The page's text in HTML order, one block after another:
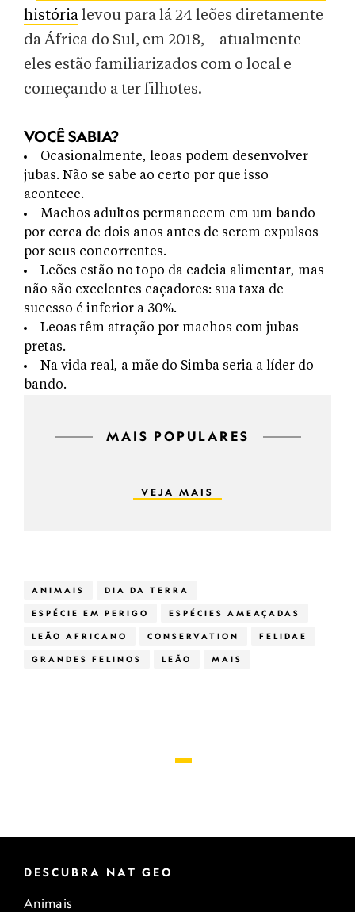
histórialevou para lá 24 leões diretamente
da África do Sul, em 2018, – atualmente
eles estão familiarizados com o local e
começando a ter filhotes.
VOCÊ SABIA?
Ocasionalmente, leoas podem desenvolver
jubas. Não se sabe ao certo por que isso
acontece.
Machos adultos permanecem em um bando
por cerca de dois anos antes de serem expulsos
por seus concorrentes.
Leões estão no topo da cadeia alimentar, mas
não são excelentes caçadores: sua taxa de
sucesso é inferior a 30%.
Leoas têm atração por machos com jubas
pretas.
Na vida real, a mãe do Simba seria a líder do
bando.
MAIS POPULARES
VEJA MAIS
ANIMAIS DIA DA TERRA
ESPÉCIE EM PERIGO ESPÉCIES AMEAÇADAS
LEÃO AFRICANO CONSERVATION FELIDAE
GRANDES FELINOS LEÃO MAIS
DESCUBRA NAT GEO
Animais